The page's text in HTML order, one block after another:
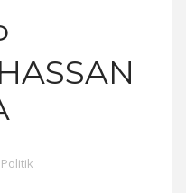
Politik